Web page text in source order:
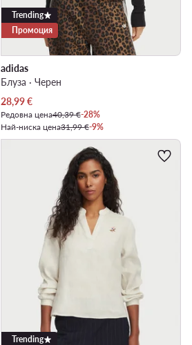
Trending
Промоция
adidas
Блуза · Черен
Актуална цена
28,99€
Редовна цена40,39 €-28%
Най-ниска цена31,99 €-9%
Trending